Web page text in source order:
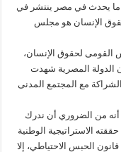
ما يحدث في مصر ينتشر في
الإنسان هو مجلس
القومى لحقوق الإنسان،
الدولة المصرية شهدت
مع المجتمع المدنى
من الضروري أن ندرك
الاستراتيجية الوطنية
الحبس الاحتياطي، إلا